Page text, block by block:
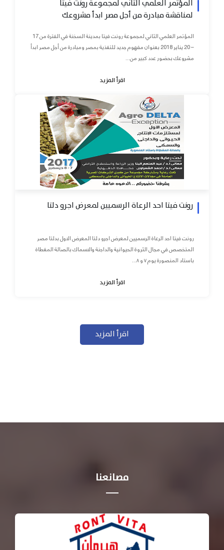
المؤتمر العلمي الثاني لمجموعة رونت فيتا
لمناقشة مبادرة من أجل مصر ابدأ مشروعك
المؤتمر العلمي الثاني لمجموعة رونت فيتا بمدينة السخنة في الفترة من 17
– 20 يناير 2018 بعنوان مفهوم جديد للتغذية بمصر ومبادرة من أجل مصر ابدأ
مشروعك بحضور عدد كبير من...
اقرأ المزيد
رونت فيتا احد الرعاة الرسميين لمعرض اجرو دلتا
رونت فيتا احد الرعاة الرسميين لمعرض اجرو دلتا المعرض الاول بدلتا مصر
المتخصص في مجال الثروة الحيوانية والداجنة والاسماك بالصالة المغطاة
باستاد المنصورة يوم ٧ و ٨...
اقرأ المزيد
اقرأ المزيد
مصانعنا